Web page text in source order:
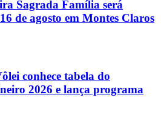
Sagrada Família será
de agosto em Montes Claros
conhece tabela do
2026 e lança programa